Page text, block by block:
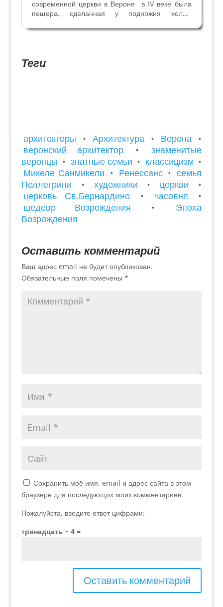
современной церкви в Вероне в IV веке была
пещера, сделанная у подножия холма
примитивная церковь, посвящённая Святым
Самым...
Теги
архитекторы • Архитектура • Верона •
веронский архитектор
•
знаменитые
веронцы • знатные семьи • классицизм •
Микеле Санмикели • Ренессанс • семья
Пеллегрини
• художники • церкви
•
церковь Св.Бернардино
• часовня
•
шедевр Возрождения
•
Эпоха
Возрождения
Оставить комментарий
Ваш адрес email не будет опубликован.
Обязательные поля помечены *
Сохранить моё имя, email и адрес сайта в этом
браузере для последующих моих комментариев.
Пожалуйста, введите ответ цифрами:
тринадцать − 4 =